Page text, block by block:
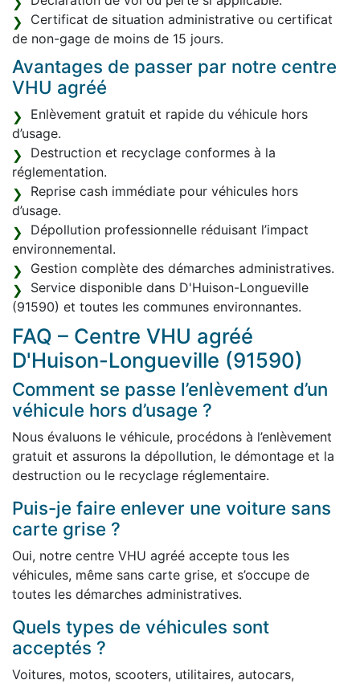
Certificat de situation administrative ou certificat
de non-gage de moins de 15 jours.
Avantages de passer par notre centre
VHU agréé
Enlèvement gratuit et rapide du véhicule hors
d’usage.
Destruction et recyclage conformes à la
réglementation.
Reprise cash immédiate pour véhicules hors
d’usage.
Dépollution professionnelle réduisant l’impact
environnemental.
Gestion complète des démarches administratives.
Service disponible dans D'Huison-Longueville
(91590) et toutes les communes environnantes.
FAQ – Centre VHU agréé
D'Huison-Longueville (91590)
Comment se passe l’enlèvement d’un
véhicule hors d’usage ?
Nous évaluons le véhicule, procédons à l’enlèvement
gratuit et assurons la dépollution, le démontage et la
destruction ou le recyclage réglementaire.
Puis-je faire enlever une voiture sans
carte grise ?
Oui, notre centre VHU agréé accepte tous les
véhicules, même sans carte grise, et s’occupe de
toutes les démarches administratives.
Quels types de véhicules sont
acceptés ?
Voitures, motos, scooters, utilitaires, autocars,